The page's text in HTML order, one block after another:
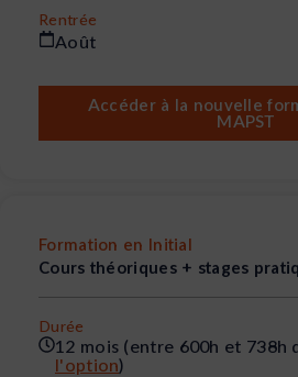
Rentrée
Août
Accéder à la nouvelle
MAPST
Formation en Initial
Cours théoriques + stages
Durée
12 mois (entre 600h et 738h
l'option)